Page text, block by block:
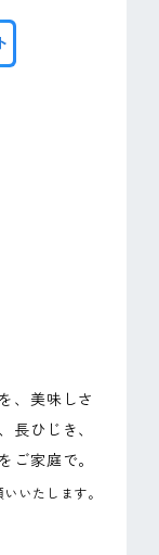
、美味しさ
長ひじき、
ご家庭で。
いたします。